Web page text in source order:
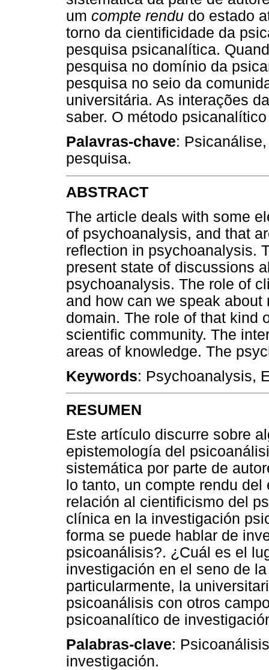
um compte rendu do estado
torno da cientificidade da
pesquisa psicanalítica.
pesquisa no domínio da
pesquisa no seio da
universitária. As interações
saber. O método
Palavras-chave:
pesquisa.
ABSTRACT
The article deals with some
of psychoanalysis, and that
reflection in psychoanalysis.
present state of discussions
psychoanalysis. The role of
and how can we speak
domain. The role of that kind
scientific community. The
areas of knowledge. The
Keywords: Psychoanalysis,
RESUMEN
Este artículo discurre sobre
epistemología del
sistemática por parte de
lo tanto, un compte rendu
relación al cientificismo del
clínica en la investigación
forma se puede hablar de
psicoanálisis?. ¿Cuál es el
investigación en el seno de
particularmente, la
psicoanálisis con otros
psicoanalítico de
Palabras-clave:
investigación.